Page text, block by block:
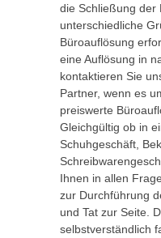
die Schließung der
unterschiedliche
Büroauflösung
eine Auflösung in
kontaktieren Sie
Partner, wenn es
preiswerte
Gleichgültig ob in
Schuhgeschäft,
Ihnen in allen
zur Durchführung
und Tat zur Seite.
selbstverständlich